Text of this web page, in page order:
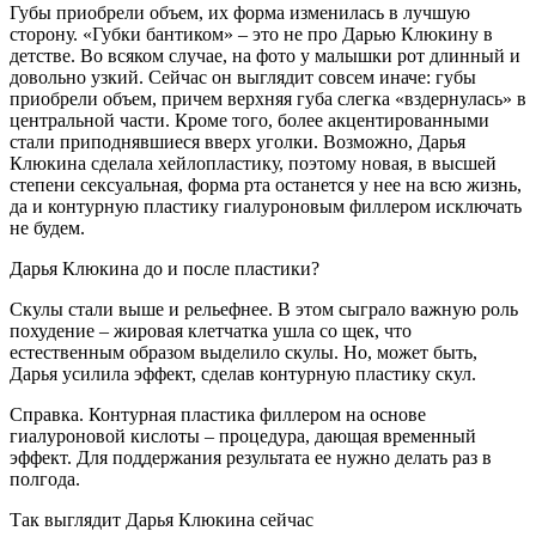
Губы приобрели объем, их форма изменилась в лучшую
сторону. «Губки бантиком» – это не про Дарью Клюкину в
детстве. Во всяком случае, на фото у малышки рот длинный и
довольно узкий. Сейчас он выглядит совсем иначе: губы
приобрели объем, причем верхняя губа слегка «вздернулась» в
центральной части. Кроме того, более акцентированными
стали приподнявшиеся вверх уголки. Возможно, Дарья
Клюкина сделала хейлопластику, поэтому новая, в высшей
степени сексуальная, форма рта останется у нее на всю жизнь,
да и контурную пластику гиалуроновым филлером исключать
не будем.
Дарья Клюкина до и после пластики?
Скулы стали выше и рельефнее. В этом сыграло важную роль
похудение – жировая клетчатка ушла со щек, что
естественным образом выделило скулы. Но, может быть,
Дарья усилила эффект, сделав контурную пластику скул.
Справка. Контурная пластика филлером на основе
гиалуроновой кислоты – процедура, дающая временный
эффект. Для поддержания результата ее нужно делать раз в
полгода.
Так выглядит Дарья Клюкина сейчас